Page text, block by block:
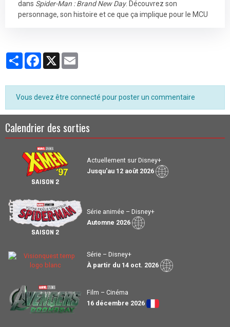
dans Spider-Man : Brand New Day. Découvrez son
personnage, son histoire et ce que ça implique pour le MCU
PartagerFacebook
X
Vous devez être connecté pour poster un commentaire
Calendrier des sorties
SAISON 2
Actuellement sur Disney+
Jusqu'au 12 août 2026
SAISON 2
Série animée – Disney+
Automne 2026
Série – Disney+
À partir du 14 oct. 2026
Film – Cinéma
16 décembre 2026